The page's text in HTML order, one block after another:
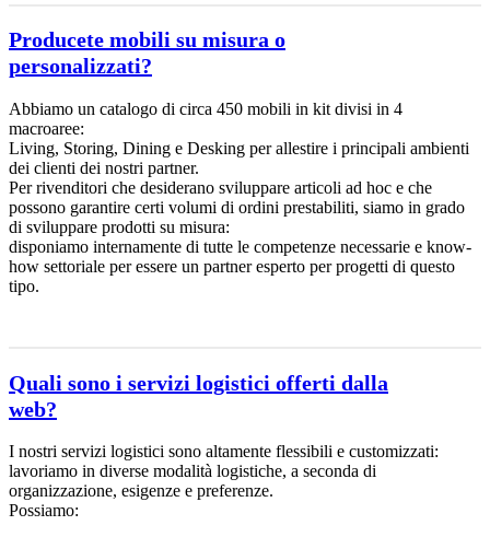
Producete mobili su misura o
personalizzati?
Abbiamo un catalogo di circa 450 mobili in kit divisi in 4
macroaree:
Living, Storing, Dining e Desking per allestire i principali ambienti
dei clienti dei nostri partner.
Per rivenditori che desiderano sviluppare articoli ad hoc e che
possono garantire certi volumi di ordini prestabiliti, siamo in grado
di sviluppare prodotti su misura:
disponiamo internamente di tutte le competenze necessarie e know-
how settoriale per essere un partner esperto per progetti di questo
tipo.
Quali sono i servizi logistici offerti dalla
web?
I nostri servizi logistici sono altamente flessibili e customizzati:
lavoriamo in diverse modalità logistiche, a seconda di
organizzazione, esigenze e preferenze.
Possiamo: